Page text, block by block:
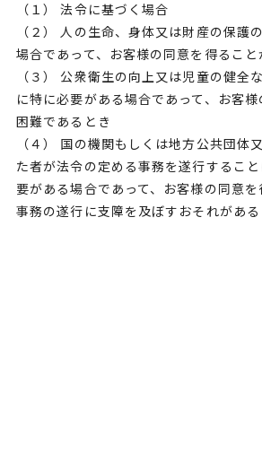
（１） 法令に基づく場合
（２） 人の生命、身体又は財産の保護
場合であって、お客様の同意を得るこ
（３） 公衆衛生の向上又は児童の健全
に特に必要がある場合であって、お客
困難であるとき
（４） 国の機関もしくは地方公共団体
た者が法令の定める事務を遂行するこ
要がある場合であって、お客様の同意
事務の遂行に支障を及ぼすおそれがある